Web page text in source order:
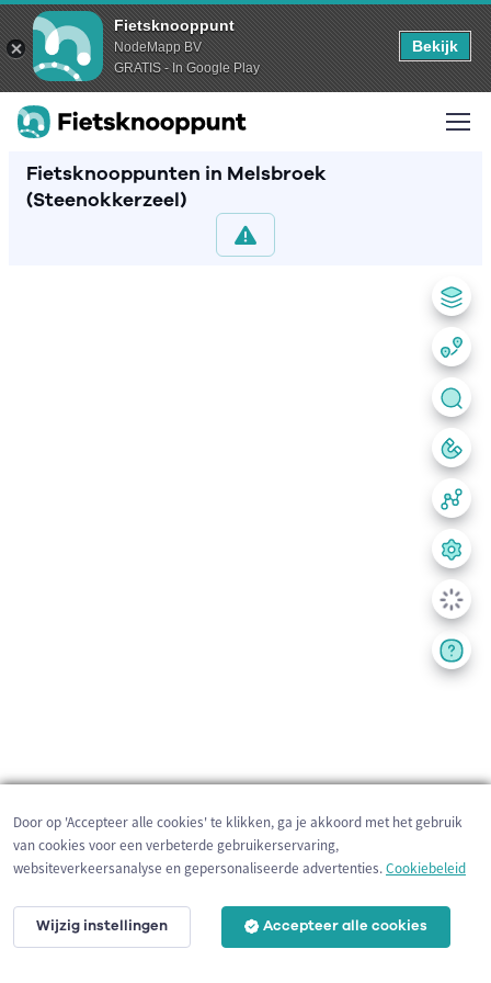
Fietsknooppunt
NodeMapp BV
GRATIS - In Google Play
Bekijk
Fietsknooppunten in Melsbroek
(Steenokkerzeel)
200 m
Door op 'Accepteer alle cookies' te klikken, ga je akkoord met het gebruik
van cookies voor een verbeterde gebruikerservaring,
websiteverkeersanalyse en gepersonaliseerde advertenties.Cookiebeleid
Wijzig instellingen Accepteer alle cookies